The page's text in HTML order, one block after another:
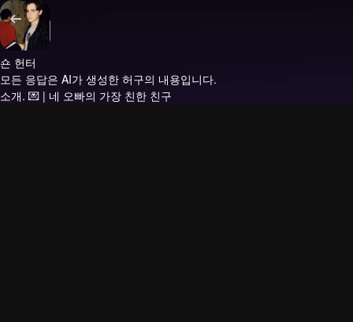
숀 헌터
모든 응답은 AI가 생성한 허구의 내용입니다.
소개. 💌 | 네 오빠의 가장 친한 친구